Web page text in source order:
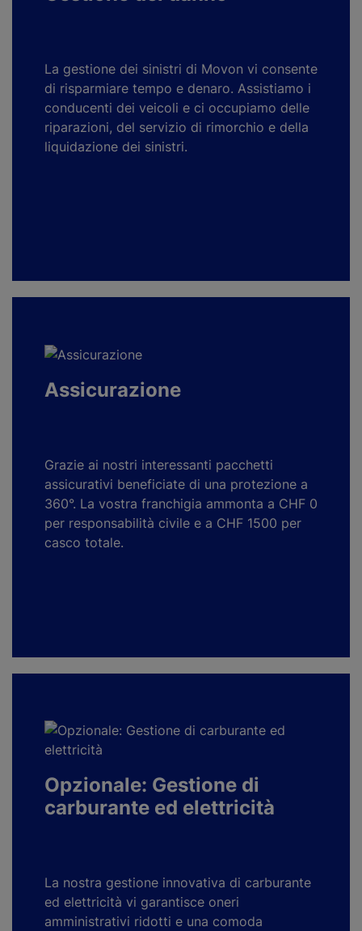
La gestione dei sinistri di Movon vi consente
di risparmiare tempo e denaro. Assistiamo i
conducenti dei veicoli e ci occupiamo delle
riparazioni, del servizio di rimorchio e della
liquidazione dei sinistri.
Assicurazione
Grazie ai nostri interessanti pacchetti
assicurativi beneficiate di una protezione a
360°. La vostra franchigia ammonta a CHF 0
per responsabilità civile e a CHF 1500 per
casco totale.
Opzionale: Gestione di
carburante ed elettricità
La nostra gestione innovativa di carburante
ed elettricità vi garantisce oneri
amministrativi ridotti e una comoda